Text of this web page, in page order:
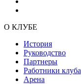
О КЛУБЕ
История
Руководство
Партнеры
Работники клуба
Арена